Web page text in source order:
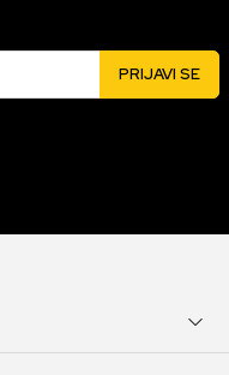
PRIJAVI SE